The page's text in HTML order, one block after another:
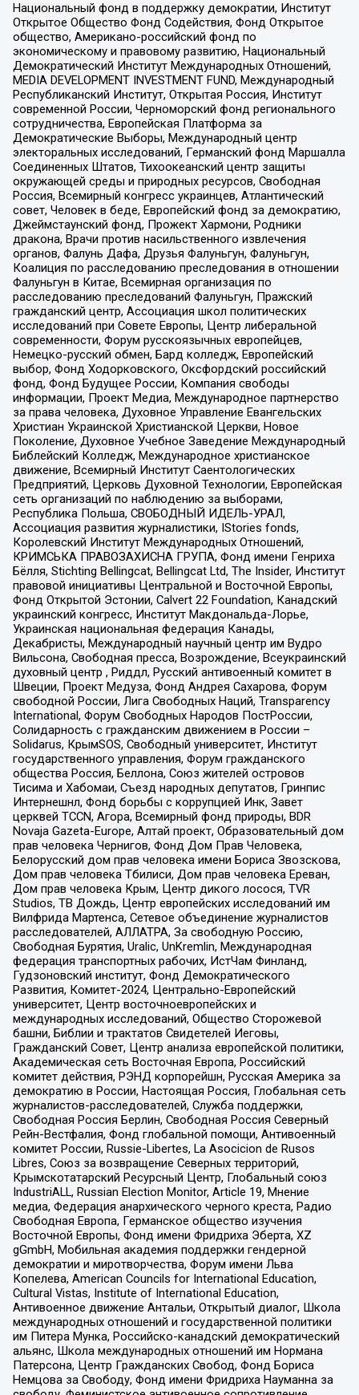
Национальный фонд в поддержку демократии, Институт
Открытое Общество Фонд Содействия, Фонд Открытое
общество, Американо-российский фонд по
экономическому и правовому развитию, Национальный
Демократический Институт Международных Отношений,
MEDIA DEVELOPMENT INVESTMENT FUND, Международный
Республиканский Институт, Открытая Россия, Институт
современной России, Черноморский фонд регионального
сотрудничества, Европейская Платформа за
Демократические Выборы, Международный центр
электоральных исследований, Германский фонд Маршалла
Соединенных Штатов, Тихоокеанский центр защиты
окружающей среды и природных ресурсов, Свободная
Россия, Всемирный конгресс украинцев, Атлантический
совет, Человек в беде, Европейский фонд за демократию,
Джеймстаунский фонд, Прожект Хармони, Родники
дракона, Врачи против насильственного извлечения
органов, Фалунь Дафа, Друзья Фалуньгун, Фалуньгун,
Коалиция по расследованию преследования в отношении
Фалуньгун в Китае, Всемирная организация по
расследованию преследований Фалуньгун, Пражский
гражданский центр, Ассоциация школ политических
исследований при Совете Европы, Центр либеральной
современности, Форум русскоязычных европейцев,
Немецко-русский обмен, Бард колледж, Европейский
выбор, Фонд Ходорковского, Оксфордский российский
фонд, Фонд Будущее России, Компания свободы
информации, Проект Медиа, Международное партнерство
за права человека, Духовное Управление Евангельских
Христиан Украинской Христианской Церкви, Новое
Поколение, Духовное Учебное Заведение Международный
Библейский Колледж, Международное христианское
движение, Всемирный Институт Саентологических
Предприятий, Церковь Духовной Технологии, Европейская
сеть организаций по наблюдению за выборами,
Республика Польша, СВОБОДНЫЙ ИДЕЛЬ-УРАЛ,
Ассоциация развития журналистики, IStories fonds,
Королевский Институт Международных Отношений,
КРИМСЬКА ПРАВОЗАХИСНА ГРУПА, Фонд имени Генриха
Бёлля, Stichting Bellingcat, Bellingcat Ltd, The Insider, Институт
правовой инициативы Центральной и Восточной Европы,
Фонд Открытой Эстонии, Calvert 22 Foundation, Канадский
украинский конгресс, Институт Макдональда-Лорье,
Украинская национальная федерация Канады,
Декабристы, Международный научный центр им Вудро
Вильсона, Свободная пресса, Возрождение, Всеукраинский
духовный центр , Риддл, Русский антивоенный комитет в
Швеции, Проект Медуза, Фонд Андрея Сахарова, Форум
свободной России, Лига Свободных Наций, Transparеncy
International, Форум Свободных Народов ПостРоссии,
Солидарность с гражданским движением в России –
Solidarus, КрымSOS, Свободный университет, Институт
государственного управления, Форум гражданского
общества Россия, Беллона, Союз жителей островов
Тисима и Хабомаи, Съезд народных депутатов, Гринпис
Интернешнл, Фонд борьбы с коррупцией Инк, Завет
церквей TCCN, Агора, Всемирный фонд природы, BDR
Novaja Gazeta-Europe, Алтай проект, Образовательный дом
прав человека Чернигов, Фонд Дом Прав Человека,
Белорусский дом прав человека имени Бориса Звозскова,
Дом прав человека Тбилиси, Дом прав человека Ереван,
Дом прав человека Крым, Центр дикого лосося, TVR
Studios, ТВ Дождь, Центр европейских исследований им
Вилфрида Мартенса, Сетевое объединение журналистов
расследователей, АЛЛАТРА, За свободную Россию,
Свободная Бурятия, Uralic, UnKremlin, Международная
федерация транспортных рабочих, ИстЧам Финланд,
Гудзоновский институт, Фонд Демократического
Развития, Комитет-2024, Центрально-Европейский
университет, Центр восточноевропейских и
международных исследований, Общество Сторожевой
башни, Библии и трактатов Свидетелей Иеговы,
Гражданский Совет, Центр анализа европейской политики,
Академическая сеть Восточная Европа, Российский
комитет действия, РЭНД корпорейшн, Русская Америка за
демократию в России, Настоящая Россия, Глобальная сеть
журналистов-расследователей, Служба поддержки,
Свободная Россия Берлин, Свободная Россия Северный
Рейн-Вестфалия, Фонд глобальной помощи, Антивоенный
комитет России, Russie-Libertes, La Asocicion de Rusos
Libres, Союз за возвращение Северных территорий,
Крымскотатарский Ресурсный Центр, Глобальный союз
IndustriALL, Russian Election Monitor, Article 19, Мнение
медиа, Федерация анархического черного креста, Радио
Свободная Европа, Германское общество изучения
Восточной Европы, Фонд имени Фридриха Эберта, XZ
gGmbH, Мобильная академия поддержки гендерной
демократии и миротворчества, Форум имени Льва
Копелева, American Councils for International Education,
Cultural Vistas, Institute of International Education,
Антивоенное движение Антальи, Открытый диалог, Школа
международных отношений и государственной политики
им Питера Мунка, Российско-канадский демократический
альянс, Школа международных отношений им Нормана
Патерсона, Центр Гражданских Свобод, Фонд Бориса
Немцова за Свободу, Фонд имени Фридриха Науманна за